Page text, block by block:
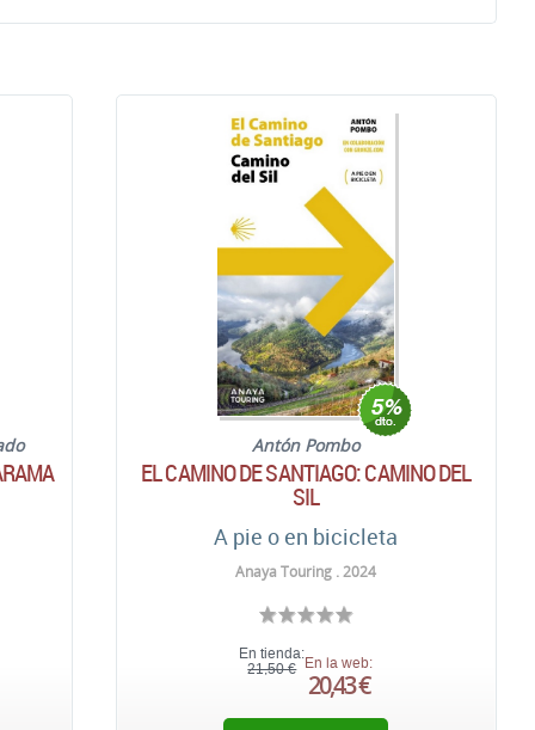
Antón Pombo
EL CAMINO DE SANTIAGO: CAMINO DEL
SIL
A pie o en bicicleta
Anaya Touring . 2024
En tienda:
21,50 €
En la web:
20,43 €